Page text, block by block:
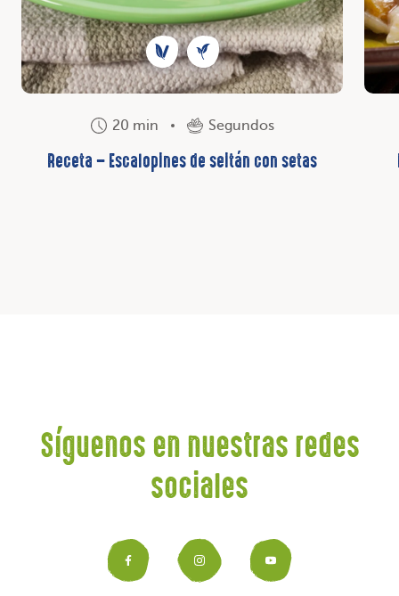
20 min Segundos
Receta – Escalopines de seitán con setas
Síguenos en nuestras redes
sociales
Facebook
Instagram